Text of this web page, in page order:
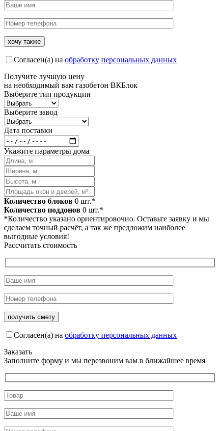
Согласен(а) на обработку персональных данных
Получите лучшую цену
на необходимый вам газобетон ВКБлок
Выберите тип продукции
Выберите завод
Дата поставки
Укажите параметры дома
Количество блоков 0 шт.*
Количество поддонов 0 шт.*
*Количество указано ориентировочно. Оставьте заявку и мы
сделаем точный расчёт, а так же предложим наиболее
выгодные условия!
Рассчитать стоимость
Согласен(а) на обработку персональных данных
Заказать
Заполните форму и мы перезвоним вам в ближайшее время